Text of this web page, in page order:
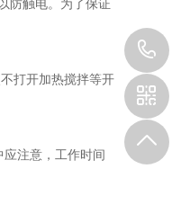
防触电。为了保证
打开加热搅拌等开
注意，工作时间